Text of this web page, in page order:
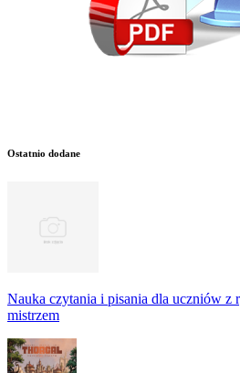
Ostatnio dodane
Nauka czytania i pisania dla uczniów z
mistrzem